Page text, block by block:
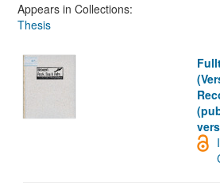
Appears in Collections:
Thesis